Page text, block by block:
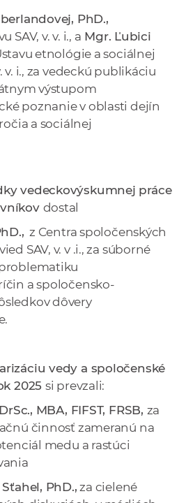
PhD.,
SAV, v. v. i., a Mgr. Ľubici
etnológie a sociálnej
v. i., za vedeckú publikáciu
výstupom
poznanie v oblasti dejín
a sociálnej
vedeckovýskumnej práce
dostal
z Centra spoločenských
SAV, v. v .i., za súborné
a spoločensko-
dôvery
vedy a spoločenské
2025 si prevzali:
MBA, FIFST, FRSB, za
činnosť zameranú na
medu a rastúci
PhD., za cielené